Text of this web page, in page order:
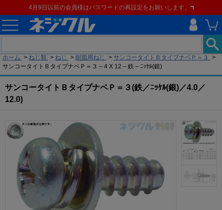
4月9日以前の会員様はパスワードの再設定をお願いします。
ホーム > ねじ類 > ねじ > 樹脂用ねじ > サンコータイトＢタイプナベＰ＝３
>
サンコータイトＢタイプナベＰ＝３ – 4 X 12 – 鉄 – ﾆｯｹﾙ(銀)
サンコータイトＢタイプナベＰ＝３(鉄／ﾆｯｹﾙ(銀)／4.0／
12.0)